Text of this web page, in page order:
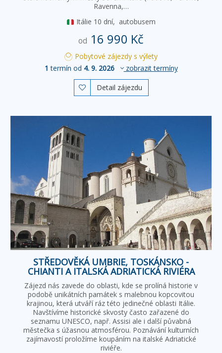
Ravenna,…
Itálie 10 dní, autobusem
od 16 990 Kč
Pobytové zájezdy s výlety
1 termín od 4. 9. 2026 zobrazit termíny
 Detail zájezdu
STŘEDOVĚKÁ UMBRIE, TOSKÁNSKO -
CHIANTI A ITALSKÁ ADRIATICKÁ RIVIÉRA
Zájezd nás zavede do oblasti, kde se prolíná historie v
podobě unikátních památek s malebnou kopcovitou
krajinou, která utváří ráz této jedinečné oblasti Itálie.
Navštívíme historické skvosty často zařazené do
seznamu UNESCO, např. Assisi ale i další půvabná
městečka s úžasnou atmosférou. Poznávání kulturních
zajímavostí proložíme koupáním na italské Adriatické
riviéře.